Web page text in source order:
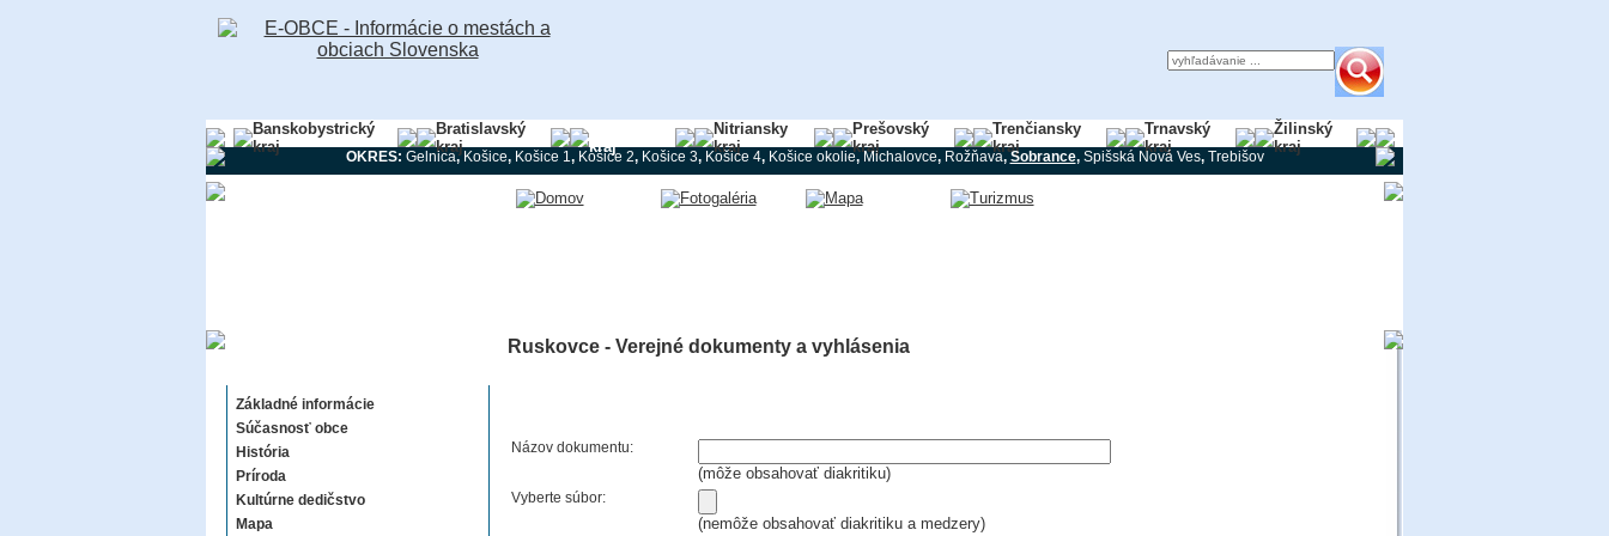
Banskobystrický
kraj
Bratislavský
kraj
kraj
Nitriansky
kraj
Prešovský
kraj
Trenčiansky
kraj
Trnavský
kraj
Žilinský
kraj
OKRES: Gelnica, Košice, Košice 1, Košice 2, Košice 3, Košice 4, Košice okolie,Michalovce, Rožňava,Sobrance, Spišská Nová Ves, Trebišov
Základné informácie
Súčasnosť obce
História
Príroda
Kultúrne dedičstvo
Mapa
Ruskovce - Verejné dokumenty a vyhlásenia
Názov dokumentu:
(môže obsahovať diakritiku)
Vyberte súbor:
(nemôže obsahovať diakritiku a medzery)